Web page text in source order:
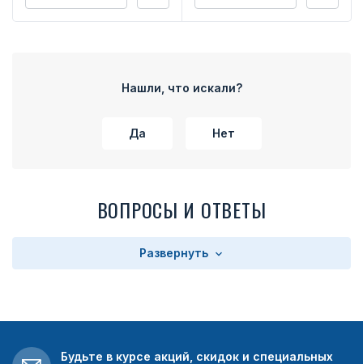
Нашли, что искали?
Да Нет
ВОПРОСЫ И ОТВЕТЫ
Развернуть
Будьте в курсе акций, скидок и специальных